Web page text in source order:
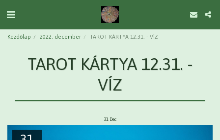
Kezdőlap 2022. december TAROT KÁRTYA 12.31. - VÍZ
TAROT KÁRTYA 12.31. -
VÍZ
31 Dec